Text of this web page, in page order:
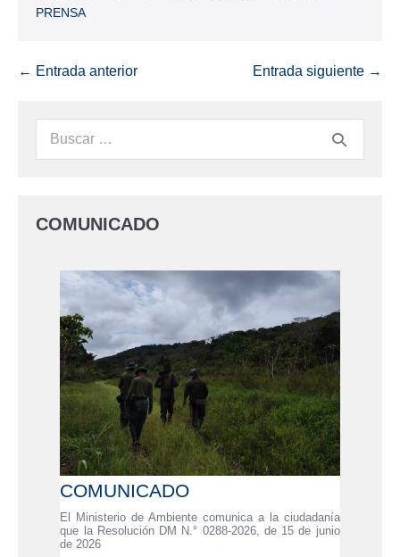
PRENSA
← Entrada anterior Entrada siguiente →
COMUNICADO
COMUNICADO
El Ministerio de Ambiente comunica a la ciudadanía
que la Resolución DM N.° 0288-2026, de 15 de junio
de 2026